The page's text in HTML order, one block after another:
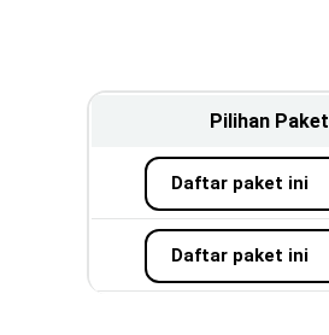
Pilihan Paket
Daftar paket ini
Daftar paket ini